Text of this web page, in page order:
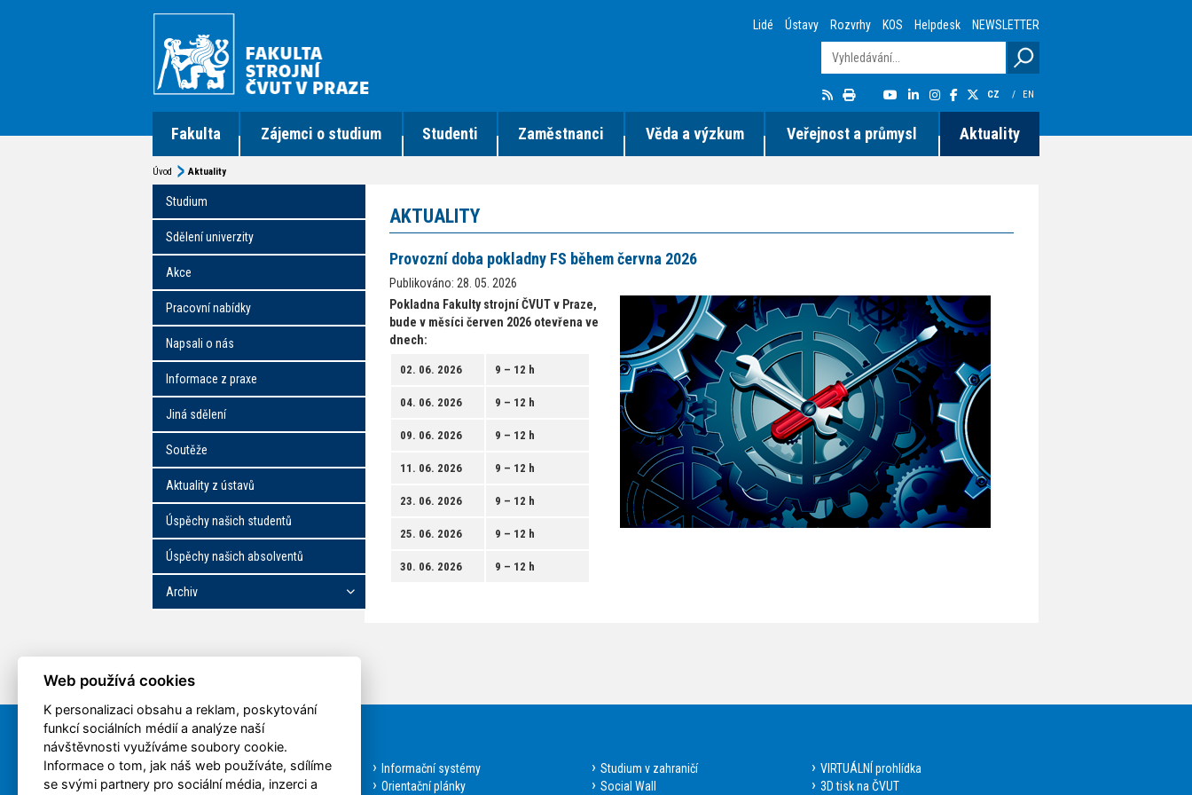
Fakulta Zájemci o studium Studenti Zaměstnanci Věda a výzkum Veřejnost a průmysl Aktuality
Lidé Ústavy Rozvrhy KOS Helpdesk NEWSLETTER
CZ / EN
Úvod Aktuality
Studium
Sdělení univerzity
Akce
Pracovní nabídky
Napsali o nás
Informace z praxe
Jiná sdělení
Soutěže
Aktuality z ústavů
Úspěchy našich studentů
Úspěchy našich absolventů
Archiv
AKTUALITY
Provozní doba pokladny FS během června 2026
Publikováno: 28. 05. 2026
Pokladna Fakulty strojní ČVUT v Praze,
bude v měsíci červen 2026 otevřena ve
dnech:
02. 06. 2026 9 – 12 h
04. 06. 2026 9 – 12 h
09. 06. 2026 9 – 12 h
11. 06. 2026 9 – 12 h
23. 06. 2026 9 – 12 h
25. 06. 2026 9 – 12 h
30. 06. 2026 9 – 12 h
Rychlá volba
Aktuality
Bakalářské studium
Informační systémy
Orientační plánky
Studium v zahraničí
Social Wall
VIRTUÁLNÍ prohlídka
3D tisk na ČVUT
Web používá cookies
K personalizaci obsahu a reklam, poskytování
funkcí sociálních médií a analýze naší
návštěvnosti využíváme soubory cookie.
Informace o tom, jak náš web používáte, sdílíme
se svými partnery pro sociální média, inzerci a